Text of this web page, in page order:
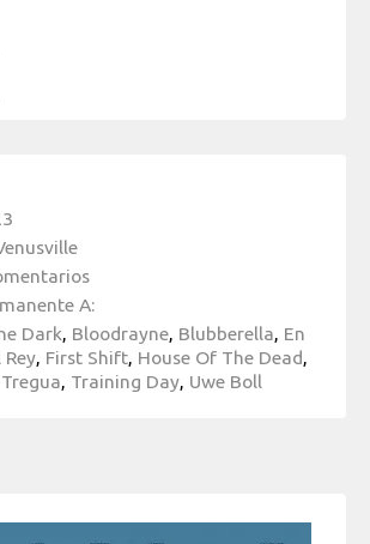
A:
Dark, Bloodrayne, Blubberella, En
, First Shift, House Of The Dead,
, Training Day, Uwe Boll